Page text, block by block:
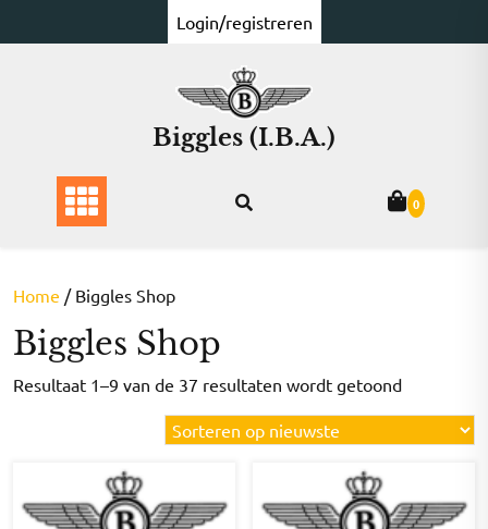
naar
Login/registreren
Biggles (I.B.A.)
0
Home / Biggles Shop
Biggles Shop
Resultaat 1–9 van de 37 resultaten wordt getoondGesorteerd
op
nieuwste